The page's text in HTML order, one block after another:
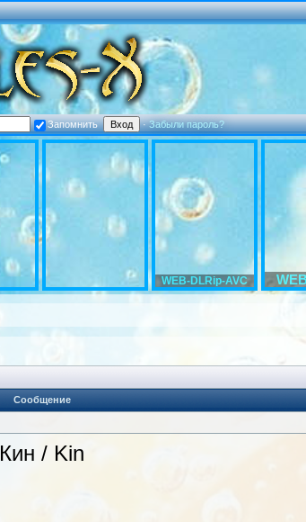
Запомнить ·Забыли пароль?
WEB-DLRip-AVC
Сообщение
Кин / Kin